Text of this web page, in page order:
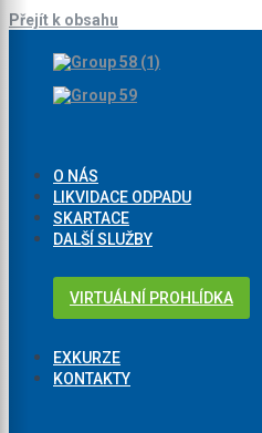
Přejít k obsahu
O NÁS
LIKVIDACE ODPADU
SKARTACE
DALŠÍ SLUŽBY
VIRTUÁLNÍ PROHLÍDKA
EXKURZE
KONTAKTY